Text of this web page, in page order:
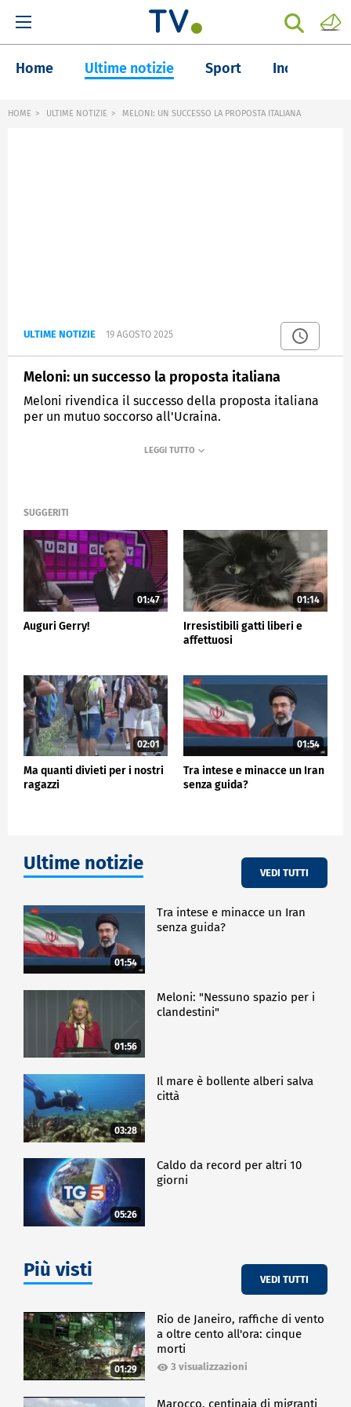
Home Ultime notizie Sport Inchieste
HOME ULTIME NOTIZIE MELONI: UN SUCCESSO LA PROPOSTA ITALIANA
ULTIME NOTIZIE 19 AGOSTO 2025
Meloni: un successo la proposta italiana
Meloni rivendica il successo della proposta italiana
per un mutuo soccorso all'Ucraina.
SUGGERITI
01:47
Auguri Gerry!
01:14
Irresistibili gatti liberi e
affettuosi
02:01
Ma quanti divieti per i nostri
ragazzi
01:54
Tra intese e minacce un Iran
senza guida?
Ultime notizie VEDI TUTTI
01:54
Tra intese e minacce un Iran
senza guida?
01:56
Meloni: "Nessuno spazio per i
clandestini"
03:28
Il mare è bollente alberi salva
città
05:26
Caldo da record per altri 10
giorni
Più visti VEDI TUTTI
01:29
Rio de Janeiro, raffiche di vento
a oltre cento all'ora: cinque
morti
3 visualizzazioni
Marocco, centinaia di migranti